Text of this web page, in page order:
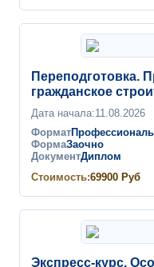
Переподготовка.
гражданское
Дата начала:11.08.2026
Формат
ФормаЗаочно
ДокументДиплом
Стоимость:69900 Руб
Экспресс-курс.